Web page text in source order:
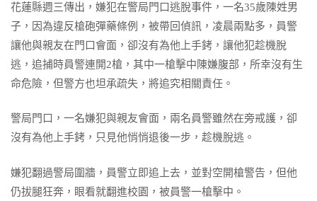
花蓮縣週三傳出，嫌犯在警局門口逃脫事件，一名35歲陳姓男
子，因為違反槍砲彈藥條例，被帶回偵訊，凌晨兩點多，員警
讓他與親友在門口會面，卻沒有為他上手銬，讓他犯趁機脫
逃，追捕時員警連開2槍，其中一槍擊中陳嫌腹部，所幸沒有生
命危險，但警方也坦承疏失，將追究相關責任。
警局門口，一名嫌犯與親友會面，兩名員警雖然在旁戒護，卻
沒有為他上手銬，只見他悄悄退後一步，趁機脫逃。
嫌犯翻過警局圍牆，員警立即追上去，並對空開槍警告，但他
仍拔腿狂奔，眼看就翻進校園，被員警一槍擊中。